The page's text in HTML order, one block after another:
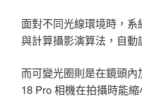
面對不同光線環境時，
與計算攝影演算法，自動
而可變光圈則是在鏡頭
18 Pro 相機在拍攝時能